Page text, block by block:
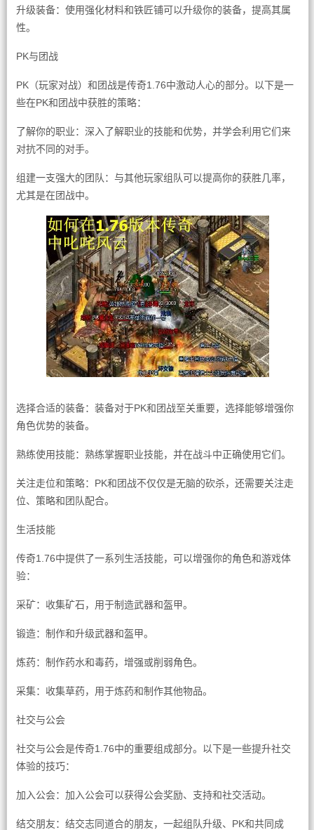
升级装备：使用强化材料和铁匠铺可以升级你的装备，提高其属
性。
PK与团战
PK（玩家对战）和团战是传奇1.76中激动人心的部分。以下是一
些在PK和团战中获胜的策略：
了解你的职业：深入了解职业的技能和优势，并学会利用它们来
对抗不同的对手。
组建一支强大的团队：与其他玩家组队可以提高你的获胜几率，
尤其是在团战中。
选择合适的装备：装备对于PK和团战至关重要，选择能够增强你
角色优势的装备。
熟练使用技能：熟练掌握职业技能，并在战斗中正确使用它们。
关注走位和策略：PK和团战不仅仅是无脑的砍杀，还需要关注走
位、策略和团队配合。
生活技能
传奇1.76中提供了一系列生活技能，可以增强你的角色和游戏体
验：
采矿：收集矿石，用于制造武器和盔甲。
锻造：制作和升级武器和盔甲。
炼药：制作药水和毒药，增强或削弱角色。
采集：收集草药，用于炼药和制作其他物品。
社交与公会
社交与公会是传奇1.76中的重要组成部分。以下是一些提升社交
体验的技巧：
加入公会：加入公会可以获得公会奖励、支持和社交活动。
结交朋友：结交志同道合的朋友，一起组队升级、PK和共同成